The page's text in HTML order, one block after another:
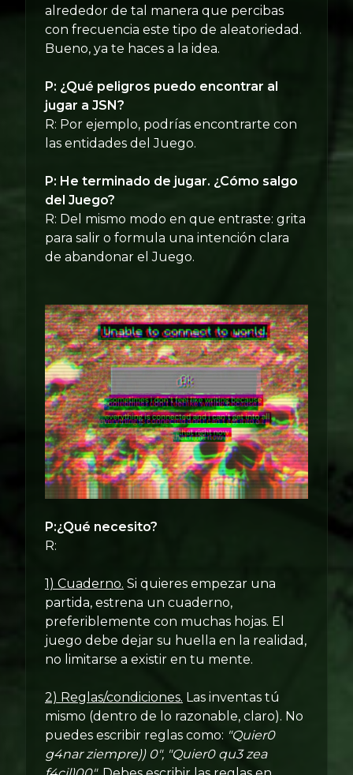
alrededor de tal manera que percibas
con frecuencia este tipo de aleatoriedad.
Bueno, ya te haces a la idea.
P: ¿Qué peligros puedo encontrar al
jugar a JSN?
R: Por ejemplo, podrías encontrarte con
las entidades del Juego.
P: He terminado de jugar. ¿Cómo salgo
del Juego?
R: Del mismo modo en que entraste: grita
para salir o formula una intención clara
de abandonar el Juego.
P:¿Qué necesito?
R:
1) Cuaderno. Si quieres empezar una
partida, estrena un cuaderno,
preferiblemente con muchas hojas. El
juego debe dejar su huella en la realidad,
no limitarse a existir en tu mente.
2) Reglas/condiciones. Las inventas tú
mismo (dentro de lo razonable, claro). No
puedes escribir reglas como: "Quier0
g4nar ziempre)) 0", "Quier0 qu3 zea